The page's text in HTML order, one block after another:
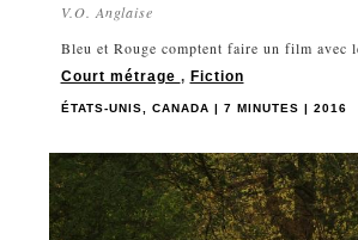
V.O. Anglaise
Bleu et Rouge comptent faire un film avec
Court métrage , Fiction
ÉTATS-UNIS, CANADA | 7 MINUTES | 2016